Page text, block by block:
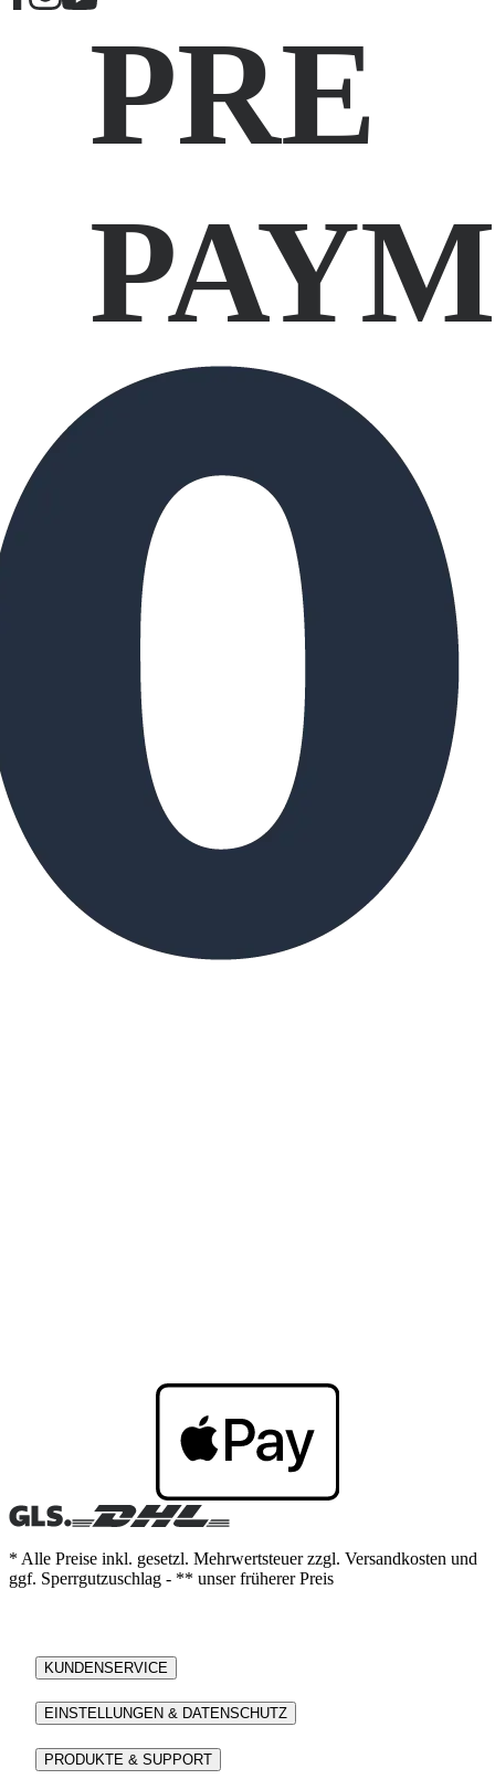
* Alle Preise inkl. gesetzl. Mehrwertsteuer zzgl. Versandkosten und
ggf. Sperrgutzuschlag - ** unser früherer Preis
KUNDENSERVICE
EINSTELLUNGEN & DATENSCHUTZ
PRODUKTE & SUPPORT